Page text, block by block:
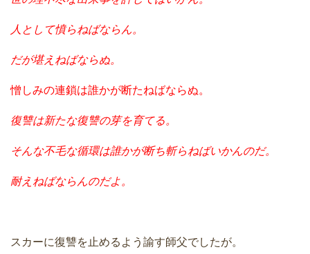
人として憤らねばならん。
だが堪えねばならぬ。
憎しみの連鎖は誰かが断たねばならぬ。
復讐は新たな復讐の芽を育てる。
そんな不毛な循環は誰かが断ち斬らねばいかんのだ。
耐えねばならんのだよ。
スカーに復讐を止めるよう諭す師父でしたが。